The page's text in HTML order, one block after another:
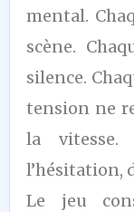
mental.
scène.
silence.
tension ne
la
l’hésitation,
Le jeu